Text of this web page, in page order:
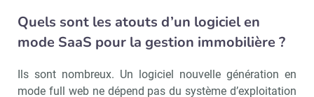
Quels sont les atouts d’un logiciel en
mode SaaS pour la gestion immobilière ?
Ils sont nombreux. Un logiciel nouvelle génération en
mode full web ne dépend pas du système d’exploitation